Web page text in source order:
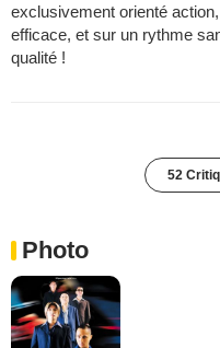
exclusivement orienté
efficace, et sur un rythme
qualité !
52
Photo